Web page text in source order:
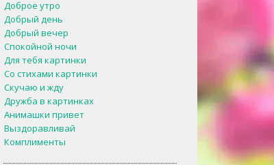
Доброе утро
Добрый день
Добрый вечер
Спокойной ночи
Для тебя картинки
Со стихами картинки
Скучаю и жду
Дружба в картинках
Анимашки привет
Выздоравливай
Комплименты